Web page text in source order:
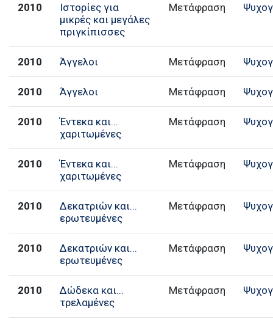
2010
Ιστορίες για
μικρές και μεγάλες
πριγκίπισσες
Μετάφραση
2010 Άγγελοι Μετάφραση
2010 Άγγελοι Μετάφραση
2010
Έντεκα και...
χαριτωμένες
Μετάφραση
2010
Έντεκα και...
χαριτωμένες
Μετάφραση
2010
Δεκατριών και...
ερωτευμένες
Μετάφραση
2010
Δεκατριών και...
ερωτευμένες
Μετάφραση
2010
Δώδεκα και...
τρελαμένες
Μετάφραση